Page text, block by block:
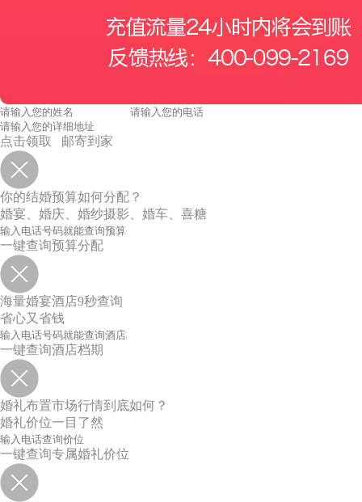
点击领取 邮寄到家
你的结婚预算如何分配？
婚宴、婚庆、婚纱摄影、婚车、喜糖
一键查询预算分配
海量婚宴酒店9秒查询
省心又省钱
一键查询酒店档期
婚礼布置市场行情到底如何？
婚礼价位一目了然
一键查询专属婚礼价位